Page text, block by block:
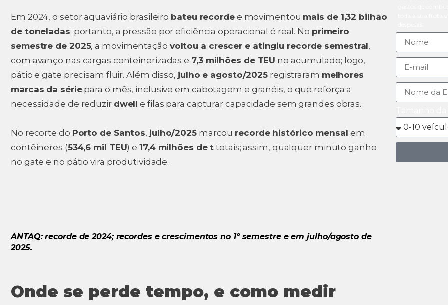
Em 2024, o setor aquaviário brasileiro bateu recordee movimentou mais de 1,32 bilhão
de toneladas; portanto, a pressão por eficiência operacional é real. No primeiro
semestre de 2025, a movimentação voltou a crescer e atingiu recorde semestral,
com avanço nas cargas conteinerizadas e 7,3 milhões de TEU no acumulado; logo,
pátio e gate precisam fluir. Além disso, julho e agosto/2025 registraram melhores
marcas da sériepara o mês, inclusive em cabotagem e granéis, o que reforça a
necessidade de reduzir dwell e filas para capturar capacidade sem grandes obras.
No recorte do Porto de Santos, julho/2025marcou recorde histórico mensal em
contêineres (534,6 mil TEU) e17,4 milhões de t totais; assim, qualquer minuto ganho
no gate e no pátio vira produtividade.
ANTAQ: recorde de 2024; recordes e crescimentos no 1º semestre e em julho/agosto de
2025.
Onde se perde tempo, e como medir